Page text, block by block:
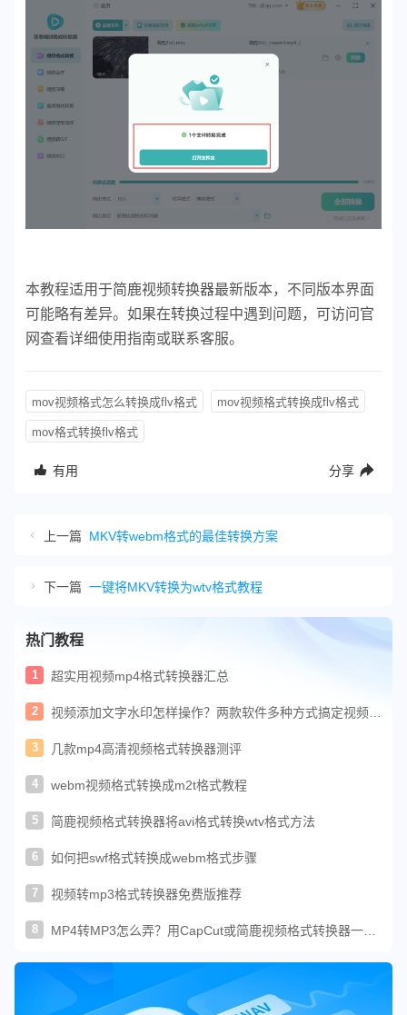
本教程适用于简鹿视频转换器最新版本，不同版本界面
可能略有差异。如果在转换过程中遇到问题，可访问官
网查看详细使用指南或联系客服。
mov视频格式怎么转换成flv格式 mov视频格式转换成flv格式
mov格式转换flv格式
有用 分享
上一篇 MKV转webm格式的最佳转换方案
下一篇 一键将MKV转换为wtv格式教程
热门教程
1 超实用视频mp4格式转换器汇总
2
视频添加文字水印怎样操作？两款软件多种方式搞定视频水
3 几款mp4高清视频格式转换器测评
4 webm视频格式转换成m2t格式教程
5 简鹿视频格式转换器将avi格式转换wtv格式方法
6 如何把swf格式转换成webm格式步骤
7 视频转mp3格式转换器免费版推荐
8
MP4转MP3怎么弄？用CapCut或简鹿视频格式转换器一键